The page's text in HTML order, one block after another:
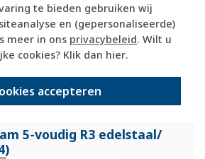
te bieden gebruiken wij
en (gepersonaliseerde)
meer in ons privacybeleid. Wilt u
cookies? Klik dan hier.
accepteren
+
-
5-voudig R3 edelstaal/